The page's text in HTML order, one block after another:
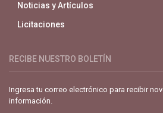
Noticias y Artículos
Licitaciones
RECIBE NUESTRO BOLETÍN
Ingresa tu correo electrónico para recibir
información.